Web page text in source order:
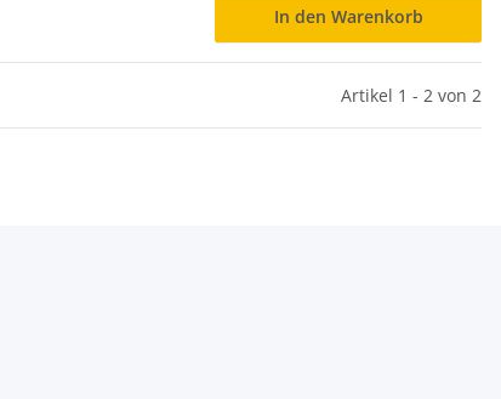
In den Warenkorb
Artikel 1 - 2 von 2